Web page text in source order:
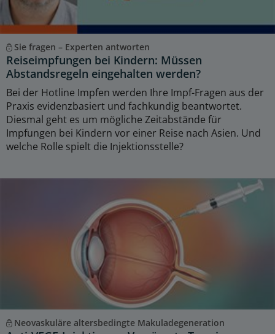
Sie fragen – Experten antworten
Reiseimpfungen bei Kindern: Müssen
Abstandsregeln eingehalten werden?
Bei der Hotline Impfen werden Ihre Impf-Fragen aus der
Praxis evidenzbasiert und fachkundig beantwortet.
Diesmal geht es um mögliche Zeitabstände für
Impfungen bei Kindern vor einer Reise nach Asien. Und
welche Rolle spielt die Injektionsstelle?
Neovaskuläre altersbedingte Makuladegeneration